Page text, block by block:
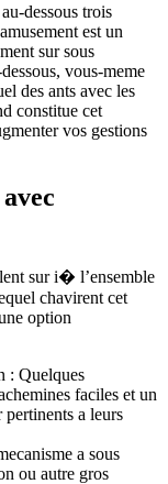
dessous trois
est un
sur sous
vous-meme
des ants avec les
constitue cet
vos gestions
sur i� l’ensemble
chavirent cet
option
: Quelques
faciles et un
a leurs
a sous
ou autre gros